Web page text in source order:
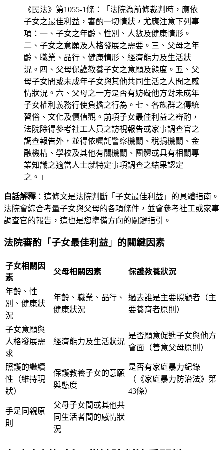
《民法》第1055-1條：「法院為前條裁判時，應依
子女之最佳利益，審酌一切情狀，尤應注意下列事
項：一、子女之年齡、性別、人數及健康情形。
二、子女之意願及人格發展之需要。三、父母之年
齡、職業、品行、健康情形、經濟能力及生活狀
況。四、父母保護教養子女之意願及態度。五、父
母子女間或未成年子女與其他共同生活之人間之感
情狀況。六、父母之一方是否有妨礙他方對未成年
子女權利義務行使負擔之行為。七、各族群之傳統
習俗、文化及價值觀。前項子女最佳利益之審酌，
法院除得參考社工人員之訪視報告或家事調查官之
調查報告外，並得依囑託警察機關、稅捐機關、金
融機構、學校及其他有關機關、團體或具有相關專
業知識之適當人士就特定事項調查之結果認定
之。」
白話解釋 ：這條文是法院判斷「子女最佳利益」的具體指南。
法院會綜合考量子女與父母的各項條件，並會參考社工或家事
調查官的報告，這也是您準備方向的關鍵指引。
法院審酌「子女最佳利益」的關鍵因素
子女相關因
素
父母相關因素 保護教養狀況
年齡、性
別、健康狀
況
年齡、職業、品行、
健康狀況
過去誰是主要照顧者（主
要養育者原則）
子女意願與
人格發展需
求
經濟能力及生活狀況
是否願意促進子女與他方
會面（善意父母原則）
照護的繼續
性（維持現
狀）
保護教養子女的意願
與態度
是否有家庭暴力紀錄
（《家庭暴力防治法》第
43條）
手足同親原
則
父母子女間或其他共
同生活者間的感情狀
況